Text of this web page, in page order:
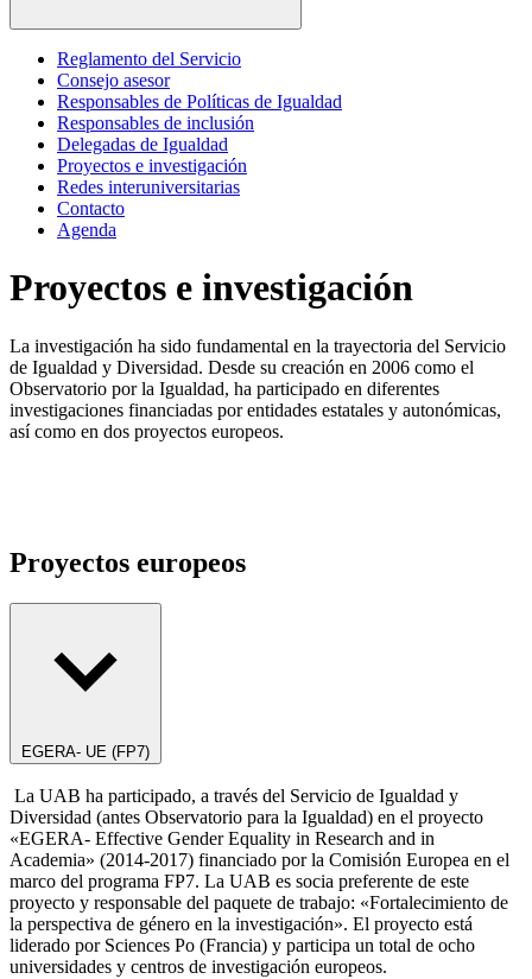
Reglamento del Servicio
Consejo asesor
Responsables de Políticas de Igualdad
Responsables de inclusión
Delegadas de Igualdad
Proyectos e investigación
Redes interuniversitarias
Contacto
Agenda
Proyectos e investigación
La investigación ha sido fundamental en la trayectoria del Servicio
de Igualdad y Diversidad. Desde su creación en 2006 como el
Observatorio por la Igualdad, ha participado en diferentes
investigaciones financiadas por entidades estatales y autonómicas,
así como en dos proyectos europeos.
Proyectos europeos
EGERA- UE (FP7)
La UAB ha participado, a través del Servicio de Igualdad y
Diversidad (antes Observatorio para la Igualdad) en el proyecto
«EGERA- Effective Gender Equality in Research and in
Academia» (2014-2017) financiado por la Comisión Europea en el
marco del programa FP7. La UAB es socia preferente de este
proyecto y responsable del paquete de trabajo: «Fortalecimiento de
la perspectiva de género en la investigación». El proyecto está
liderado por Sciences Po (Francia) y participa un total de ocho
universidades y centros de investigación europeos.